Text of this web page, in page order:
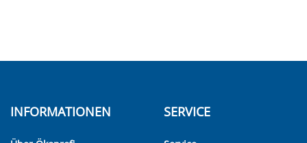
INFORMATIONEN SERVICE